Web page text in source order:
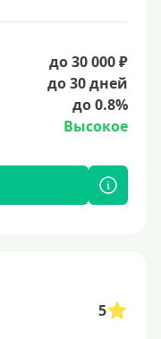
до 30 000 ₽
до 30 дней
до 0.8%
Высокое
5